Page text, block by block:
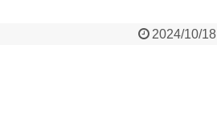
2024/10/18